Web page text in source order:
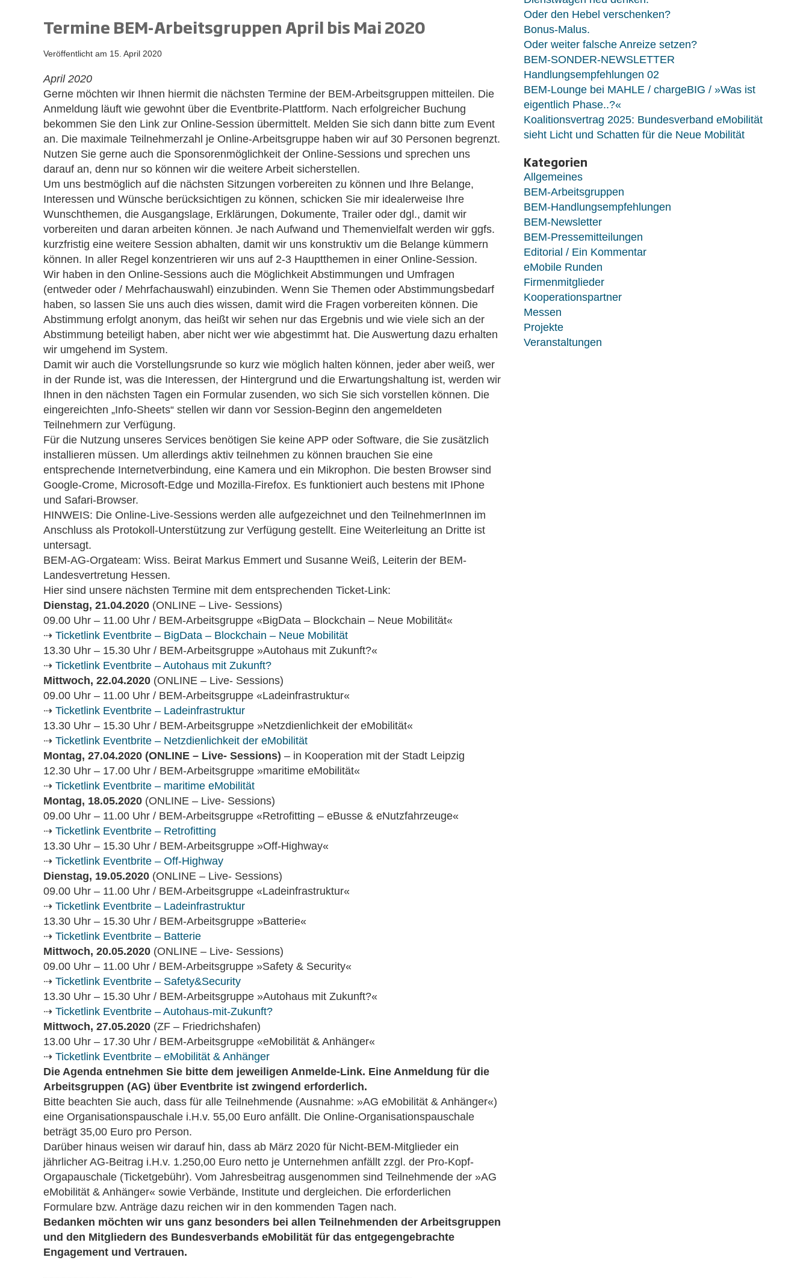
Termine BEM-Arbeitsgruppen April bis Mai 2020
Veröffentlicht am 15. April 2020
April 2020
Gerne möchten wir Ihnen hiermit die nächsten Termine der BEM-Arbeitsgruppen mitteilen. Die
Anmeldung läuft wie gewohnt über die Eventbrite-Plattform. Nach erfolgreicher Buchung
bekommen Sie den Link zur Online-Session übermittelt. Melden Sie sich dann bitte zum Event
an. Die maximale Teilnehmerzahl je Online-Arbeitsgruppe haben wir auf 30 Personen begrenzt.
Nutzen Sie gerne auch die Sponsorenmöglichkeit der Online-Sessions und sprechen uns
darauf an, denn nur so können wir die weitere Arbeit sicherstellen.
Um uns bestmöglich auf die nächsten Sitzungen vorbereiten zu können und Ihre Belange,
Interessen und Wünsche berücksichtigen zu können, schicken Sie mir idealerweise Ihre
Wunschthemen, die Ausgangslage, Erklärungen, Dokumente, Trailer oder dgl., damit wir
vorbereiten und daran arbeiten können. Je nach Aufwand und Themenvielfalt werden wir ggfs.
kurzfristig eine weitere Session abhalten, damit wir uns konstruktiv um die Belange kümmern
können. In aller Regel konzentrieren wir uns auf 2-3 Hauptthemen in einer Online-Session.
Wir haben in den Online-Sessions auch die Möglichkeit Abstimmungen und Umfragen
(entweder oder / Mehrfachauswahl) einzubinden. Wenn Sie Themen oder Abstimmungsbedarf
haben, so lassen Sie uns auch dies wissen, damit wird die Fragen vorbereiten können. Die
Abstimmung erfolgt anonym, das heißt wir sehen nur das Ergebnis und wie viele sich an der
Abstimmung beteiligt haben, aber nicht wer wie abgestimmt hat. Die Auswertung dazu erhalten
wir umgehend im System.
Damit wir auch die Vorstellungsrunde so kurz wie möglich halten können, jeder aber weiß, wer
in der Runde ist, was die Interessen, der Hintergrund und die Erwartungshaltung ist, werden wir
Ihnen in den nächsten Tagen ein Formular zusenden, wo sich Sie sich vorstellen können. Die
eingereichten „Info-Sheets“ stellen wir dann vor Session-Beginn den angemeldeten
Teilnehmern zur Verfügung.
Für die Nutzung unseres Services benötigen Sie keine APP oder Software, die Sie zusätzlich
installieren müssen. Um allerdings aktiv teilnehmen zu können brauchen Sie eine
entsprechende Internetverbindung, eine Kamera und ein Mikrophon. Die besten Browser sind
Google-Crome, Microsoft-Edge und Mozilla-Firefox. Es funktioniert auch bestens mit IPhone
und Safari-Browser.
HINWEIS: Die Online-Live-Sessions werden alle aufgezeichnet und den TeilnehmerInnen im
Anschluss als Protokoll-Unterstützung zur Verfügung gestellt. Eine Weiterleitung an Dritte ist
untersagt.
BEM-AG-Orgateam: Wiss. Beirat Markus Emmert und Susanne Weiß, Leiterin der BEM-
Landesvertretung Hessen.
Hier sind unsere nächsten Termine mit dem entsprechenden Ticket-Link:
Dienstag, 21.04.2020 (ONLINE – Live- Sessions)
09.00 Uhr – 11.00 Uhr / BEM-Arbeitsgruppe «BigData – Blockchain – Neue Mobilität«
⇢ Ticketlink Eventbrite – BigData – Blockchain – Neue Mobilität
13.30 Uhr – 15.30 Uhr / BEM-Arbeitsgruppe »Autohaus mit Zukunft?«
⇢ Ticketlink Eventbrite – Autohaus mit Zukunft?
Mittwoch, 22.04.2020 (ONLINE – Live- Sessions)
09.00 Uhr – 11.00 Uhr / BEM-Arbeitsgruppe «Ladeinfrastruktur«
⇢ Ticketlink Eventbrite – Ladeinfrastruktur
13.30 Uhr – 15.30 Uhr / BEM-Arbeitsgruppe »Netzdienlichkeit der eMobilität«
⇢ Ticketlink Eventbrite – Netzdienlichkeit der eMobilität
Montag, 27.04.2020 (ONLINE – Live- Sessions) – in Kooperation mit der Stadt Leipzig
12.30 Uhr – 17.00 Uhr / BEM-Arbeitsgruppe »maritime eMobilität«
⇢ Ticketlink Eventbrite – maritime eMobilität
Montag, 18.05.2020 (ONLINE – Live- Sessions)
09.00 Uhr – 11.00 Uhr / BEM-Arbeitsgruppe «Retrofitting – eBusse & eNutzfahrzeuge«
⇢ Ticketlink Eventbrite – Retrofitting
13.30 Uhr – 15.30 Uhr / BEM-Arbeitsgruppe »Off-Highway«
⇢ Ticketlink Eventbrite – Off-Highway
Dienstag, 19.05.2020 (ONLINE – Live- Sessions)
09.00 Uhr – 11.00 Uhr / BEM-Arbeitsgruppe «Ladeinfrastruktur«
⇢ Ticketlink Eventbrite – Ladeinfrastruktur
13.30 Uhr – 15.30 Uhr / BEM-Arbeitsgruppe »Batterie«
⇢ Ticketlink Eventbrite – Batterie
Mittwoch, 20.05.2020 (ONLINE – Live- Sessions)
09.00 Uhr – 11.00 Uhr / BEM-Arbeitsgruppe »Safety & Security«
⇢ Ticketlink Eventbrite – Safety&Security
13.30 Uhr – 15.30 Uhr / BEM-Arbeitsgruppe »Autohaus mit Zukunft?«
⇢ Ticketlink Eventbrite – Autohaus-mit-Zukunft?
Mittwoch, 27.05.2020 (ZF – Friedrichshafen)
13.00 Uhr – 17.30 Uhr / BEM-Arbeitsgruppe «eMobilität & Anhänger«
⇢ Ticketlink Eventbrite – eMobilität & Anhänger
Die Agenda entnehmen Sie bitte dem jeweiligen Anmelde-Link. Eine Anmeldung für die
Arbeitsgruppen (AG) über Eventbrite ist zwingend erforderlich.
Bitte beachten Sie auch, dass für alle Teilnehmende (Ausnahme: »AG eMobilität & Anhänger«)
eine Organisationspauschale i.H.v. 55,00 Euro anfällt. Die Online-Organisationspauschale
beträgt 35,00 Euro pro Person.
Darüber hinaus weisen wir darauf hin, dass ab März 2020 für Nicht-BEM-Mitglieder ein
jährlicher AG-Beitrag i.H.v. 1.250,00 Euro netto je Unternehmen anfällt zzgl. der Pro-Kopf-
Orgapauschale (Ticketgebühr). Vom Jahresbeitrag ausgenommen sind Teilnehmende der »AG
eMobilität & Anhänger« sowie Verbände, Institute und dergleichen. Die erforderlichen
Formulare bzw. Anträge dazu reichen wir in den kommenden Tagen nach.
Bedanken möchten wir uns ganz besonders bei allen Teilnehmenden der Arbeitsgruppen
und den Mitgliedern des Bundesverbands eMobilität für das entgegengebrachte
Engagement und Vertrauen.
Oder den Hebel verschenken?
Bonus-Malus.
Oder weiter falsche Anreize setzen?
BEM-SONDER-NEWSLETTER
Handlungsempfehlungen 02
BEM-Lounge bei MAHLE / chargeBIG / »Was ist
eigentlich Phase..?«
Koalitionsvertrag 2025: Bundesverband eMobilität
sieht Licht und Schatten für die Neue Mobilität
Kategorien
Allgemeines
BEM-Arbeitsgruppen
BEM-Handlungsempfehlungen
BEM-Newsletter
BEM-Pressemitteilungen
Editorial / Ein Kommentar
eMobile Runden
Firmenmitglieder
Kooperationspartner
Messen
Projekte
Veranstaltungen